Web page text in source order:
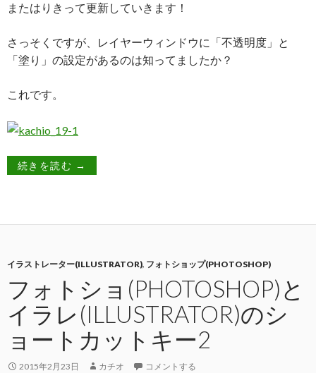
またはりきって更新していきます！
さっそくですが、レイヤーウィンドウに「不透明度」と
「塗り」の設定があるのは知ってましたか？
これです。
続きを読む →
イラストレーター(ILLUSTRATOR), フォトショップ(PHOTOSHOP)
フォトショ(PHOTOSHOP)と
イラレ(ILLUSTRATOR)のシ
ョートカットキー2
2015年2月23日 カチオ コメントする